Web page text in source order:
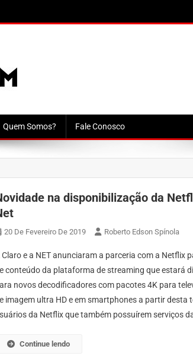
Quem Somos? Fale Conosco
na disponibilização da
20 De Fevereiro De 2019 Roberto Edson Spínola
Claro e a NET anunciaram a parceria com a Netflix
conteúdo da plataforma de streaming que estará
novos decodificadores com pacotes 4K para
imagem ultra HD e em smartphones a partir desta
da Netflix que também possuírem serviços
Continue lendo